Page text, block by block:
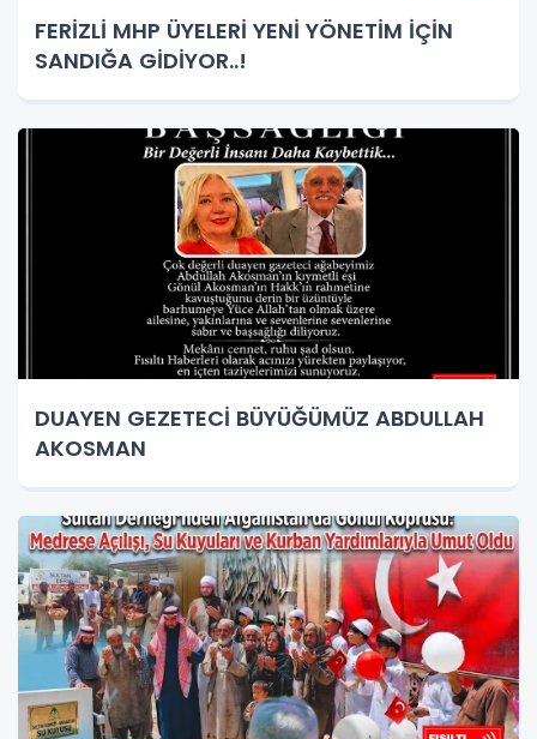
FERİZLİ MHP ÜYELERİ YENİ YÖNETİM İÇİN
SANDIĞA GİDİYOR..!
DUAYEN GEZETECİ BÜYÜĞÜMÜZ ABDULLAH
AKOSMAN